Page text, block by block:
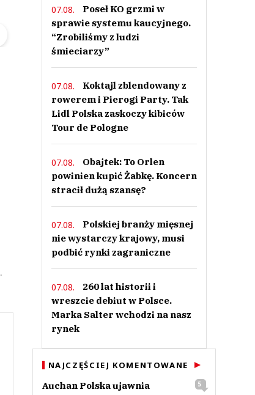
.
▶
Szefem być Sezon 2 Marcin Przybysz
07.08.
Poseł KO grzmi w
sprawie systemu kaucyjnego.
“Zrobiliśmy z ludzi
śmieciarzy”
07.08.
Koktajl zblendowany z
rowerem i Pierogi Party. Tak
Lidl Polska zaskoczy kibiców
Tour de Pologne
07.08.
Obajtek: To Orlen
powinien kupić Żabkę. Koncern
stracił dużą szansę?
07.08.
Polskiej branży mięsnej
nie wystarczy krajowy, musi
podbić rynki zagraniczne
07.08.
260 lat historii i
wreszcie debiut w Polsce.
Marka Salter wchodzi na nasz
rynek
NAJCZĘŚCIEJ KOMENTOWANE
Auchan Polska ujawnia
5